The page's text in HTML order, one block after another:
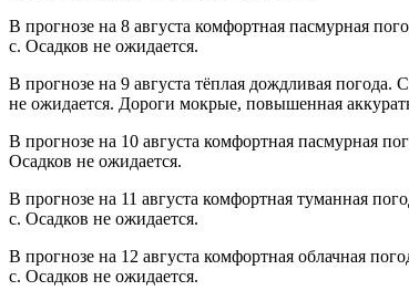
В прогнозе на 8 августа комфортная пасмурная
с. Осадков не ожидается.
В прогнозе на 9 августа тёплая дождливая
не ожидается. Дороги мокрые, повышенная
В прогнозе на 10 августа комфортная пасмурная
Осадков не ожидается.
В прогнозе на 11 августа комфортная туманная
с. Осадков не ожидается.
В прогнозе на 12 августа комфортная облачная
с. Осадков не ожидается.